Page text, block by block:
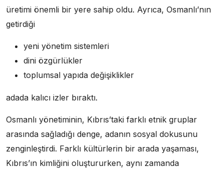
üretimi önemli bir yere sahip oldu. Ayrıca, Osmanlı’nın
getirdiği
yeni yönetim sistemleri
dini özgürlükler
toplumsal yapıda değişiklikler
adada kalıcı izler bıraktı.
Osmanlı yönetiminin, Kıbrıs’taki farklı etnik gruplar
arasında sağladığı denge, adanın sosyal dokusunu
zenginleştirdi. Farklı kültürlerin bir arada yaşaması,
Kıbrıs’ın kimliğini oluştururken, aynı zamanda